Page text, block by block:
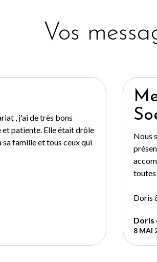
Vos
, j'ai de très bons
et patiente. Elle était drôle
famille et tous ceux qui
Nous
toutes
Doris
Doris
8 MAI